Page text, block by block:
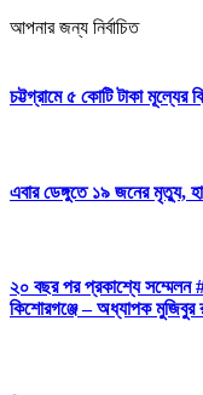
আপনার জন্য নির্বাচিত
চট্টগ্রামে ৫ কোটি টাকা
এবার ডেঙ্গুতে ১৯ জনের মৃত্যু,
২০ বছর পর প্রকাশ্যে সম্মেলন #
কিশোরগঞ্জে – অধ্যাপক মুজিবুর